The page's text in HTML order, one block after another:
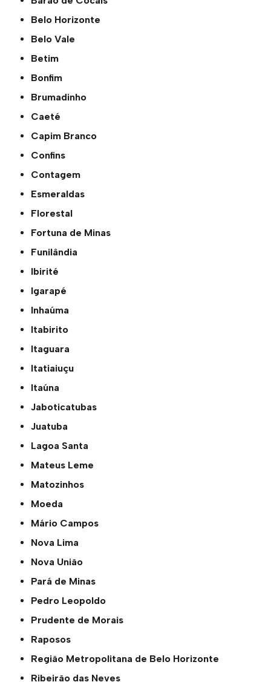
Belo Horizonte
Belo Vale
Betim
Bonfim
Brumadinho
Caeté
Capim Branco
Confins
Contagem
Esmeraldas
Florestal
Fortuna de Minas
Funilândia
Ibirité
Igarapé
Inhaúma
Itabirito
Itaguara
Itatiaiuçu
Itaúna
Jaboticatubas
Juatuba
Lagoa Santa
Mateus Leme
Matozinhos
Moeda
Mário Campos
Nova Lima
Nova União
Pará de Minas
Pedro Leopoldo
Prudente de Morais
Raposos
Região Metropolitana de Belo Horizonte
Ribeirão das Neves